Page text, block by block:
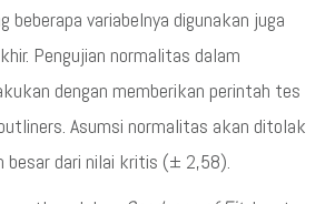
beberapa variabelnya digunakan juga
Pengujian normalitas dalam
dengan memberikan perintah tes
Asumsi normalitas akan ditolak
besar dari nilai kritis (± 2,58).